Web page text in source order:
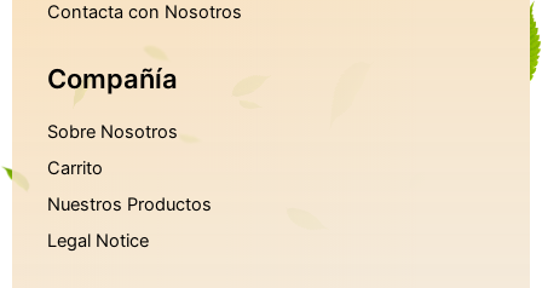
Contacta con Nosotros
Compañía
Sobre Nosotros
Carrito
Nuestros Productos
Legal Notice